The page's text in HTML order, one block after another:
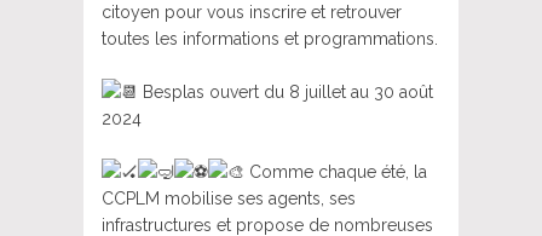
citoyen pour vous inscrire et retrouver
toutes les informations et programmations.
Besplas ouvert du 8 juillet au 30 août
2024
Comme chaque été, la
CCPLM mobilise ses agents, ses
infrastructures et propose de nombreuses